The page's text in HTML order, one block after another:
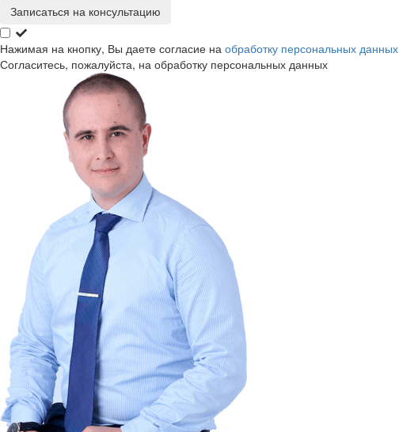
Записаться на консультацию
Нажимая на кнопку, Вы даете согласие на обработку персональных данных
Согласитесь, пожалуйста, на обработку персональных данных